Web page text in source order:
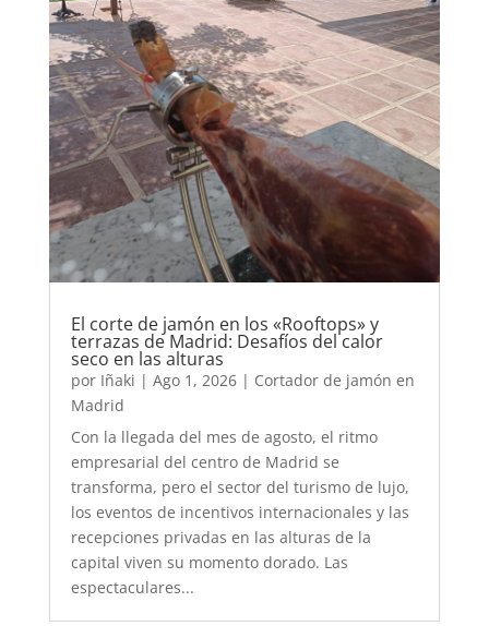
El corte de jamón en los «Rooftops» y
terrazas de Madrid: Desafíos del calor
seco en las alturas
por Iñaki | Ago 1, 2026| Cortador de jamón en
Madrid
Con la llegada del mes de agosto, el ritmo
empresarial del centro de Madrid se
transforma, pero el sector del turismo de lujo,
los eventos de incentivos internacionales y las
recepciones privadas en las alturas de la
capital viven su momento dorado. Las
espectaculares...